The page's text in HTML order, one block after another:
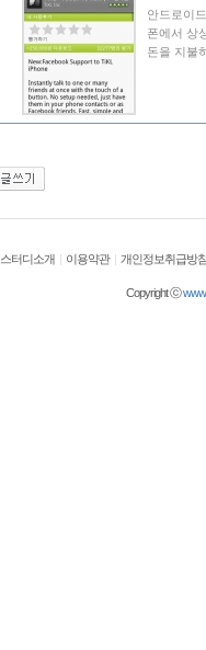
안드로이
폰에서 상
돈을 지불
스터디소개 | 이용약관 | 개인정보취급방
Copyright ⓒ